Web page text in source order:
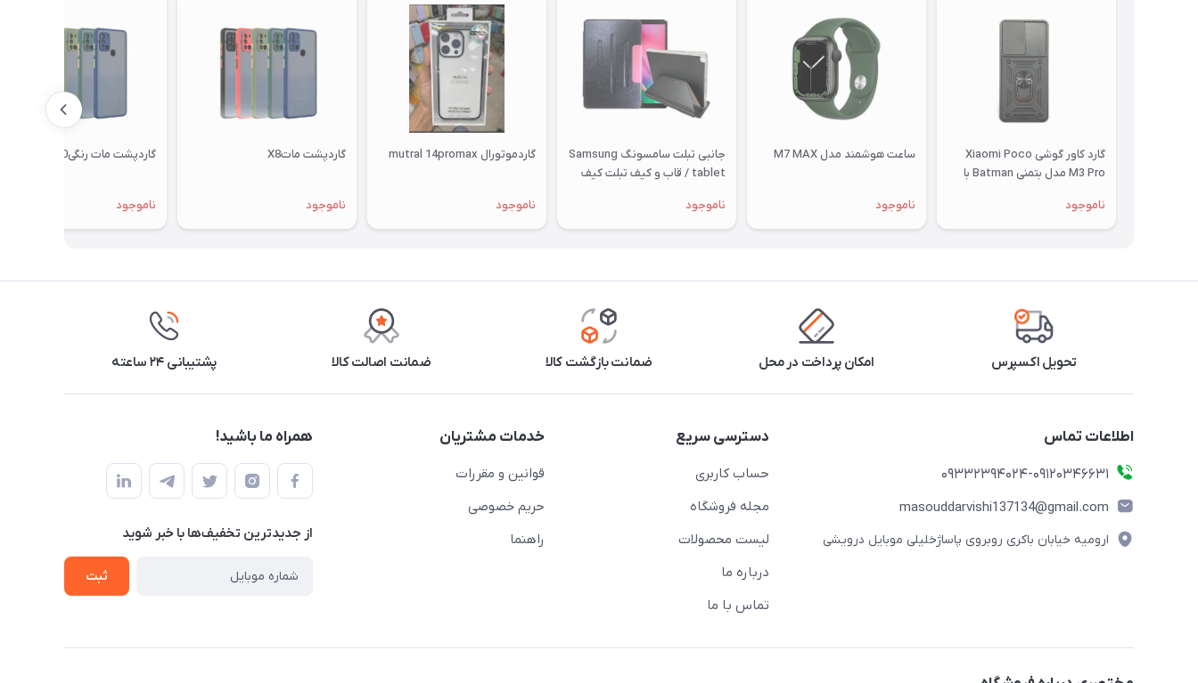
گارد کاور گوشی Xiaomi Poco
M3 Pro مدل بتمنی Batman با
ناموجود
ساعت هوشمند مدل M7 MAX
ناموجود
جانبی تبلت سامسونگ Samsung
tablet / قاب و کیف تبلت کیف
کلاسوری تبلت سامسونگ تی 515
2019 T515
ناموجود
گاردموتورال mutral 14promax
ناموجود
گاردپشت ماتX8
ناموجود
گاردپشت مات رنگیNOVA70
ناموجود
تحویل اکسپرس امکان پرداخت در محل ضمانت بازگشت کالا ضمانت اصالت کالا پشتیبانی ۲۴ ساعته
اطلاعات تماس
09332394024-09120346631
masouddarvishi137134@gmail.com
ارومیه خیابان باکری روبروی پاساژخلیلی موبایل درویشی
دسترسی سریع
حساب کاربری
مجله فروشگاه
لیست محصولات
درباره ما
تماس با ما
خدمات مشتریان
قوانین و مقررات
حریم خصوصی
راهنما
همراه ما باشید!
از جدید‌ترین تخفیف‌ها با‌ خبر شوید
ثبت